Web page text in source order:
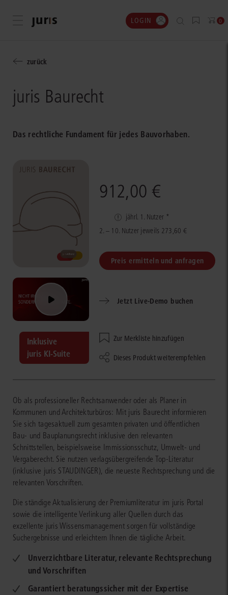
Menü öffnen LOGIN 0
zurück
juris Baurecht
Das rechtliche Fundament für jedes Bauvorhaben.
Inklusive
juris KI-Suite
Ob als professioneller Rechtsanwender oder als Planer in
Kommunen und Architekturbüros: Mit juris Baurecht informieren
Sie sich tagesaktuell zum gesamten privaten und öffentlichen
Bau- und Bauplanungsrecht inklusive den relevanten
Schnittstellen, beispielsweise Immissionsschutz, Umwelt- und
Vergaberecht. Sie nutzen verlagsübergreifende Top-Literatur
(inklusive juris STAUDINGER), die neueste Rechtsprechung und die
relevanten Vorschriften.
Die ständige Aktualisierung der Premiumliteratur im juris Portal
sowie die intelligente Verlinkung aller Quellen durch das
exzellente juris Wissensmanagement sorgen für vollständige
Suchergebnisse und erleichtern Ihnen die tägliche Arbeit.
Unverzichtbare Literatur, relevante Rechtsprechung
und Vorschriften
Garantiert beratungssicher mit der Expertise
912,00 €
jährl. 1. Nutzer *
2. – 10. Nutzer jeweils 273,60 €
Preis ermitteln und anfragen
Zur Merkliste hinzufügen
Dieses Produkt weiterempfehlen
Jetzt Live-Demo buchen